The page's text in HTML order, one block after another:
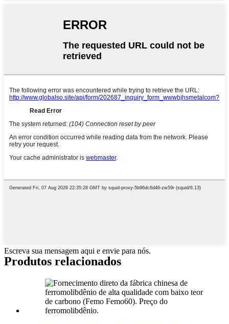
Escreva sua mensagem aqui e envie para nós.
Produtos relacionados